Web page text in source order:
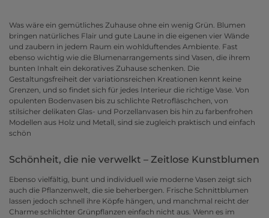
Was wäre ein gemütliches Zuhause ohne ein wenig Grün. Blumen
bringen natürliches Flair und gute Laune in die eigenen vier Wände
und zaubern in jedem Raum ein wohlduftendes Ambiente. Fast
ebenso wichtig wie die Blumenarrangements sind Vasen, die ihrem
bunten Inhalt ein dekoratives Zuhause schenken. Die
Gestaltungsfreiheit der variationsreichen Kreationen kennt keine
Grenzen, und so findet sich für jedes Interieur die richtige Vase. Von
opulenten Bodenvasen bis zu schlichte Retrofläschchen, von
stilsicher delikaten Glas- und Porzellanvasen bis hin zu farbenfrohen
Modellen aus Holz und Metall, sind sie zugleich praktisch und einfach
schön
Schönheit, die nie verwelkt – Zeitlose Kunstblumen
Ebenso vielfältig, bunt und individuell wie moderne Vasen zeigt sich
auch die Pflanzenwelt, die sie beherbergen. Frische Schnittblumen
lassen jedoch schnell ihre Köpfe hängen, und manchmal reicht der
Charme schlichter Grünpflanzen einfach nicht aus. Wenn es im